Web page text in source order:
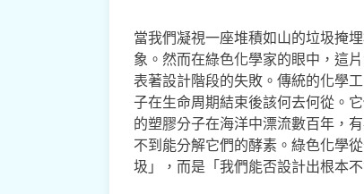
當我們凝視一座堆積如山的垃圾掩
象。然而在綠色化學家的眼中，這
表著設計階段的失敗。傳統的化學
子在生命周期結束後該何去何從。
的塑膠分子在海洋中漂流數百年，
不到能分解它們的酵素。綠色化學
圾」，而是「我們能否設計出根本